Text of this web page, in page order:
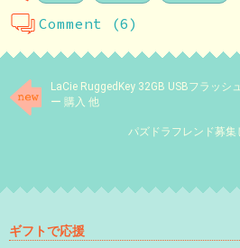
Comment (6)
LaCie RuggedKey 32GB USBフラッシ
ー 購入 他
パズドラフレンド募
ギフトで応援